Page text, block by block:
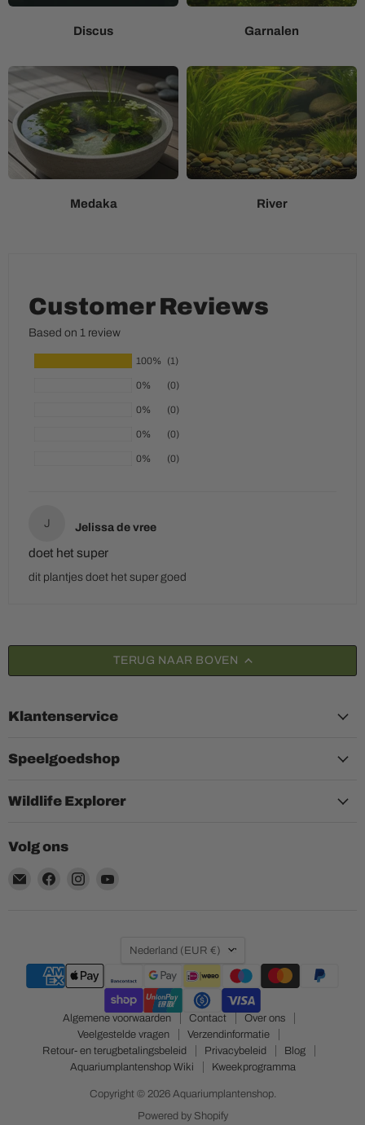
Discus Garnalen
Medaka River
Customer Reviews
Based on 1 review
100% (1)
0% (0)
0% (0)
0% (0)
0% (0)
J Jelissa de vree
doet het super
dit plantjes doet het super goed
TERUG NAAR BOVEN
Klantenservice
Speelgoedshop
Wildlife Explorer
Volg ons
Email
Vind
Vind
Land
Nederland (EUR €)
Algemene voorwaarden Contact
Over ons
Veelgestelde vragen
Verzendinformatie
Retour- en terugbetalingsbeleid
Privacybeleid
Blog
Aquariumplantenshop Wiki
Kweekprogramma
Copyright © 2026 Aquariumplantenshop.
Powered by Shopify